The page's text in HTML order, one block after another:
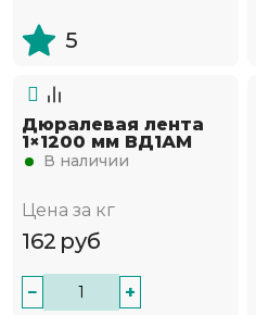
5
Дюралевая лента
1×1200 мм ВД1АМ
В наличии
Цена за кг
162 руб
− +